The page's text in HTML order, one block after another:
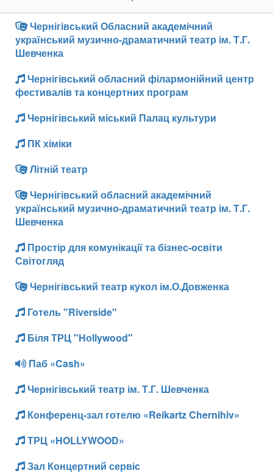
Чернігівський Обласний академічний
український музично-драматичний театр ім. Т.Г.
Шевченка
Чернігівський обласний філармонійний центр
фестивалів та концертних програм
Чернігівський міський Палац культури
ПК хіміки
Літній театр
Чернігівський обласний академічний
український музично-драматичний театр ім. Т.Г.
Шевченка
Простір для комунікації та бізнес-освіти
Світогляд
Чернігівський театр кукол ім.О.Довженка
Готель "Riverside"
Біля ТРЦ "Ноllywood"
Паб «Cash»
Чернігівський театр ім. Т.Г. Шевченка
Конференц-зал готелю «Reikartz Chernihiv»
ТРЦ «HOLLYWOOD»
Зал Концертний сервіс